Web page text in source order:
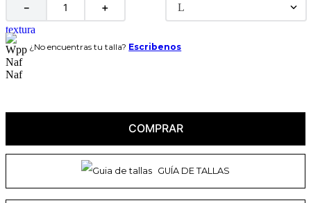
＋
－ L
¿No encuentras tu talla? Escribenos
COMPRAR
GUÍA DE TALLAS